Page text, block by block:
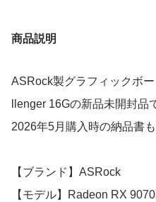
商品説明
ASRock製グラフィックボ
llenger 16Gの新品未開封品
2026年5月購入時の納品書
【ブランド】ASRock
【モデル】Radeon RX